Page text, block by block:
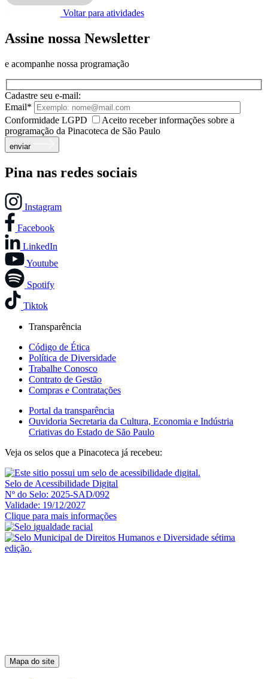
Voltar para atividades
Assine nossa Newsletter
e acompanhe nossa programação
Cadastre seu e-mail:
Email*
Conformidade LGPD
Aceito receber informações sobre a
programação da Pinacoteca de São Paulo
enviar
Pina nas redes sociais
Instagram
Facebook
LinkedIn
Youtube
Spotify
Tiktok
Transparência
Código de Ética
Política de Diversidade
Trabalhe Conosco
Contrato de Gestão
Compras e Contratações
Portal da transparência
Ouvidoria Secretaria da Cultura, Economia e Indústria
Criativas do Estado de São Paulo
Veja os selos que a Pinacoteca já recebeu:
Selo de Acessibilidade Digital
Nº do Selo: 2025-SAD/092
Validade: 19/12/2027
Clique para mais informações
Mapa do site